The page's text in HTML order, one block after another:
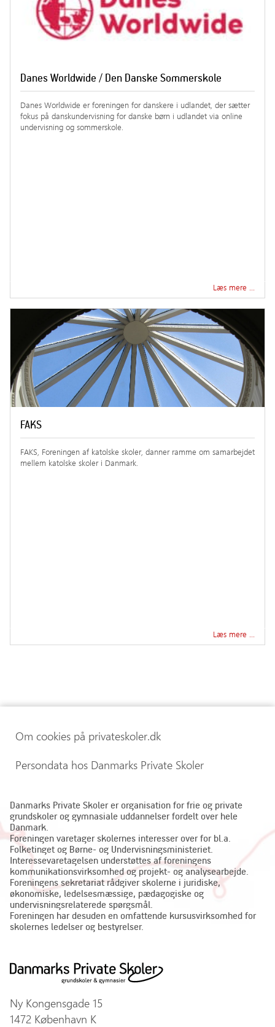
Danes Worldwide / Den Danske Sommerskole
Danes Worldwide er foreningen for danskere i udlandet, der sætter
fokus på danskundervisning for danske børn i udlandet via online
undervisning og sommerskole.
Læs mere …
FAKS
FAKS, Foreningen af katolske skoler, danner ramme om samarbejdet
mellem katolske skoler i Danmark.
Læs mere …
Om cookies på privateskoler.dk
Persondata hos Danmarks Private Skoler
Danmarks Private Skoler er organisation for frie og private
grundskoler og gymnasiale uddannelser fordelt over hele
Danmark.
Foreningen varetager skolernes interesser over for bl.a.
Folketinget og Børne- og Undervisningsministeriet.
Interessevaretagelsen understøttes af foreningens
kommunikationsvirksomhed og projekt- og analysearbejde.
Foreningens sekretariat rådgiver skolerne i juridiske,
økonomiske, ledelsesmæssige, pædagogiske og
undervisningsrelaterede spørgsmål.
Foreningen har desuden en omfattende kursusvirksomhed for
skolernes ledelser og bestyrelser.
Ny Kongensgade 15
1472 København K